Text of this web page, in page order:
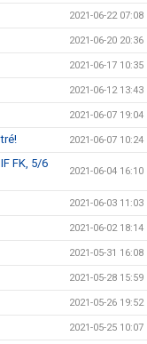
2021-06-22 07:08
2021-06-20 20:36
2021-06-17 10:35
2021-06-12 13:43
2021-06-07 19:04
2021-06-07 10:24
FK, 5/6
2021-06-04 16:10
2021-06-03 11:03
2021-06-02 18:14
2021-05-31 16:08
2021-05-28 15:59
2021-05-26 19:52
2021-05-25 10:07